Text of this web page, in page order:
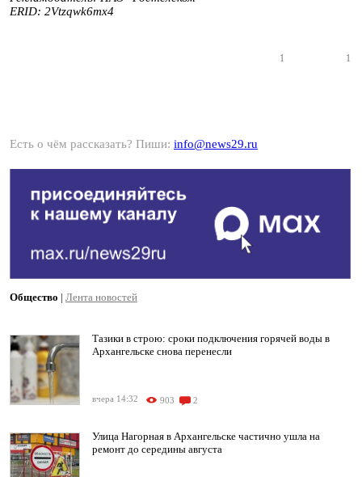
ERID: 2Vtzqwk6mx4
1 1
Есть о чём рассказать? Пиши: info@news29.ru
Общество | Лента новостей
Тазики в строю: сроки подключения горячей воды в
Архангельске снова перенесли
вчера 14:32 903 2
Улица Нагорная в Архангельске частично ушла на
ремонт до середины августа